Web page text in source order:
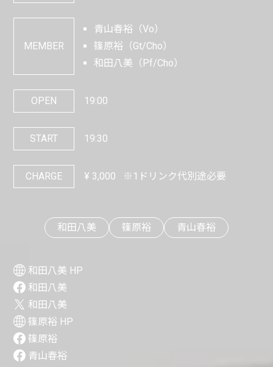
MEMBER
青山春裕（Vo）
篠原裕（Gt/Cho）
和田八美（Pf/Cho）
OPEN 19:00
START 19:30
CHARGE ¥ 3,000 ※1ドリンク代別途必要
和田八美 篠原裕 青山春裕
和田八美 HP
和田八美
和田八美
篠原裕 HP
篠原裕
青山春裕